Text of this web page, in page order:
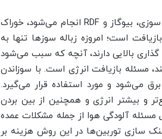
بیوگاز
و RDF انجام می‌شود، خوراک
است؛ امروزه زباله سوزها تنها به
گذاری بالایی دارند، آنچه که سبب می‌شود
مسئله بازیافت انرژی است. با سوزاندن
برق می‌شود و مورد استفاده قرار می‌گیرد.
و بیشتر انرژی و همچنین از بین بردن
مسئله آلودگی هوا از جمله مشکلات عمده
سازی توربین‌ها در این روش هزینه بر